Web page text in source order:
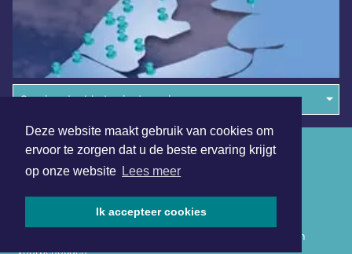
Deze website maakt gebruik van cookies om
ervoor te zorgen dat u de beste ervaring krijgt
op onze website Lees meer
Ik accepteer cookies
Overige dagbladen in de regio
Copyright (c) 2026 | Hollandskroondagblad.nl - Alle rechten
voorbehouden
Algemene voorwaarden
Disclaimer